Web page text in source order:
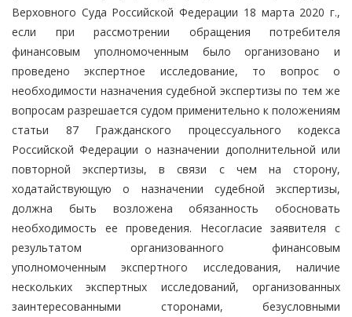
Верховного Суда Российской Федерации 18 марта 2020 г.,
если при рассмотрении обращения потребителя
финансовым уполномоченным было организовано и
проведено экспертное исследование, то вопрос о
необходимости назначения судебной экспертизы по тем же
вопросам разрешается судом применительно к положениям
статьи 87 Гражданского процессуального кодекса
Российской Федерации о назначении дополнительной или
повторной экспертизы, в связи с чем на сторону,
ходатайствующую о назначении судебной экспертизы,
должна быть возложена обязанность обосновать
необходимость ее проведения. Несогласие заявителя с
результатом организованного финансовым
уполномоченным экспертного исследования, наличие
нескольких экспертных исследований, организованных
заинтересованными сторонами, безусловными